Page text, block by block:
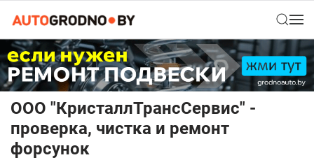
ООО "КристаллТрансСервис" -
проверка, чистка и ремонт
форсунок